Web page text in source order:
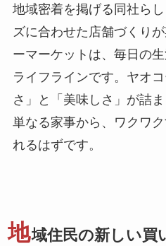
地域密着を掲げる同社ら
ズに合わせた店舗づくり
ーマーケットは、毎日の
ライフラインです。ヤオ
さ」と「美味しさ」が詰
単なる家事から、ワクワ
れるはずです。
地域住民の新しい買